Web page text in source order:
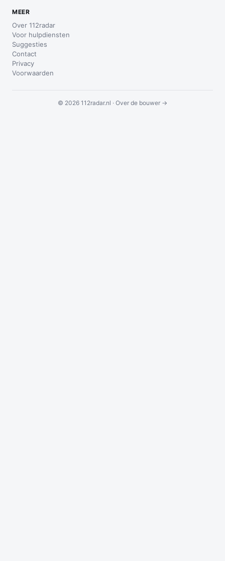
MEER
Over 112radar
Voor hulpdiensten
Suggesties
Contact
Privacy
Voorwaarden
© 2026 112radar.nl · Over de bouwer →